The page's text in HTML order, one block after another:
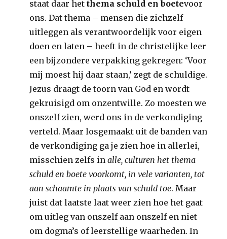
staat daar hetthema schuld en boetevoor
ons. Dat thema – mensen die zichzelf
uitleggen als verantwoordelijk voor eigen
doen en laten – heeft in de christelijke leer
een bijzondere verpakking gekregen: ‘Voor
mij moest hij daar staan,’ zegt de schuldige.
Jezus draagt de toorn van God en wordt
gekruisigd om onzentwille. Zo moesten we
onszelf zien, werd ons in de verkondiging
verteld. Maar losgemaakt uit de banden van
de verkondiging ga je zien hoe in allerlei,
misschien zelfs inalle, culturen het thema
schuld en boete voorkomt, in vele varianten, tot
aan schaamte in plaats van schuld toe. Maar
juist dat laatste laat weer zien hoe het gaat
om uitleg van onszelf aan onszelf en niet
om dogma’s of leerstellige waarheden. In